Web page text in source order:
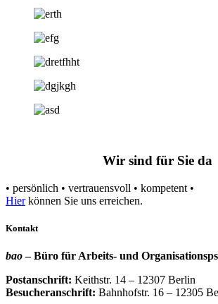
Wir sind für Sie da
• persönlich • vertrauensvoll • kompetent •
Hierkönnen Sie uns erreichen.
Kontakt
bao– Büro für Arbeits- und
Postanschrift: Keithstr. 14 – 12307 Berlin
Besucheranschrift: Bahnhofstr. 16 – 12305